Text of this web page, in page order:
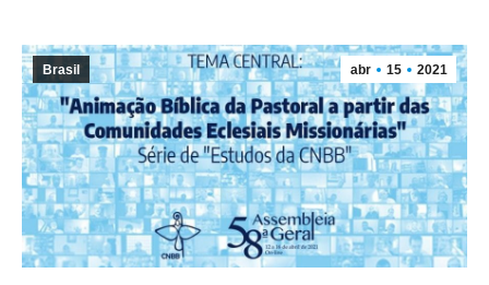
abr 15 2021
Brasil